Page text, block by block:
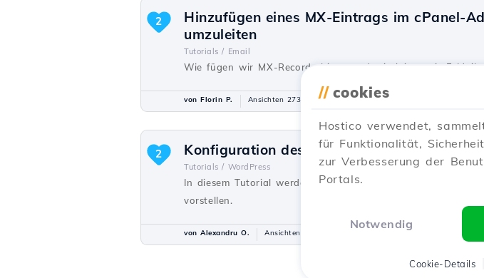
Hinzufügen eines MX-Eintrags im cPanel-
umzuleiten
Tutorials / Email
Wie fügen wir MX-Records hinzu und wie leiten wir E-
2
von Florin P. Ansichten 2739 Vor 2 Jahren aktualisiert
Konfiguration des Redis Object Cache
Tutorials / WordPress
In diesem Tutorial werden wir die notwendigen Schritte zur
vorstellen.
2
von Alexandru O. Ansichten 2226 Vor einem Jahr aktualisiert
// cookies
Hostico verwendet,
für Funktionalität,
zur Verbesserung der
Portals.
Notwendig
Cookie-Details